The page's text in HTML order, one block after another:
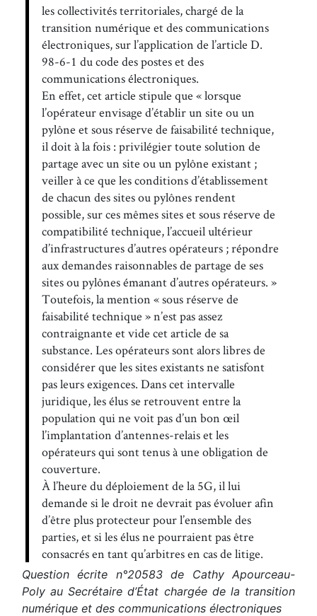
les collectivités territoriales, chargé de la
transition numérique et des communications
électroniques, sur l’application de l’article D.
98-6-1 du code des postes et des
communications électroniques.
En effet, cet article stipule que « lorsque
l’opérateur envisage d’établir un site ou un
pylône et sous réserve de faisabilité technique,
il doit à la fois : privilégier toute solution de
partage avec un site ou un pylône existant ;
veiller à ce que les conditions d’établissement
de chacun des sites ou pylônes rendent
possible, sur ces mêmes sites et sous réserve de
compatibilité technique, l’accueil ultérieur
d’infrastructures d’autres opérateurs ; répondre
aux demandes raisonnables de partage de ses
sites ou pylônes émanant d’autres opérateurs. »
Toutefois, la mention « sous réserve de
faisabilité technique » n’est pas assez
contraignante et vide cet article de sa
substance. Les opérateurs sont alors libres de
considérer que les sites existants ne satisfont
pas leurs exigences. Dans cet intervalle
juridique, les élus se retrouvent entre la
population qui ne voit pas d’un bon œil
l’implantation d’antennes-relais et les
opérateurs qui sont tenus à une obligation de
couverture.
À l’heure du déploiement de la 5G, il lui
demande si le droit ne devrait pas évoluer afin
d’être plus protecteur pour l’ensemble des
parties, et si les élus ne pourraient pas être
consacrés en tant qu’arbitres en cas de litige.
Question écrite n°20583 de Cathy Apourceau-
Poly au Secrétaire d’État chargée de la transition
numérique et des communications électroniques